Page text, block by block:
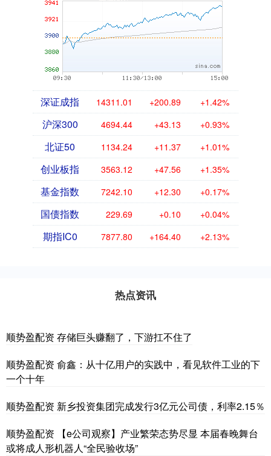
深证成指 14311.01 +200.89 +1.42%
沪深300 4694.44 +43.13 +0.93%
北证50 1134.24 +11.37 +1.01%
创业板指 3563.12 +47.56 +1.35%
基金指数 7242.10 +12.30 +0.17%
国债指数 229.69 +0.10 +0.04%
期指IC0 7877.80 +164.40 +2.13%
热点资讯
顺势盈配资 存储巨头赚翻了，下游扛不住了
顺势盈配资 俞鑫：从十亿用户的实践中，看见软件工业的下
一个十年
顺势盈配资 新乡投资集团完成发行3亿元公司债，利率2.15％
顺势盈配资 【e公司观察】产业繁荣态势尽显 本届春晚舞台
或将成人形机器人“全民验收场”